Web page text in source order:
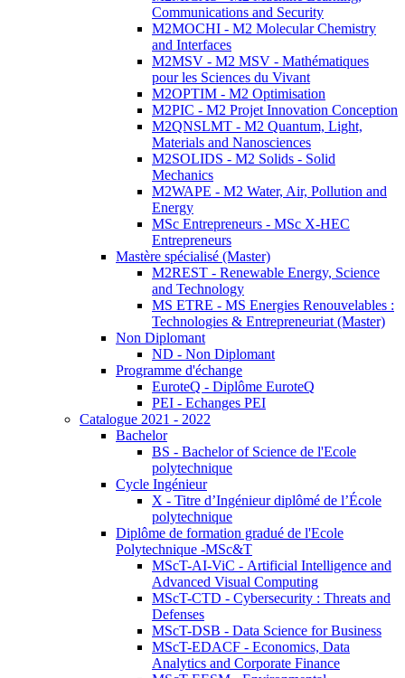
Communications and Security
M2MOCHI - M2 Molecular Chemistry
and Interfaces
M2MSV - M2 MSV - Mathématiques
pour les Sciences du Vivant
M2OPTIM - M2 Optimisation
M2PIC - M2 Projet Innovation Conception
M2QNSLMT - M2 Quantum, Light,
Materials and Nanosciences
M2SOLIDS - M2 Solids - Solid
Mechanics
M2WAPE - M2 Water, Air, Pollution and
Energy
MSc Entrepreneurs - MSc X-HEC
Entrepreneurs
Mastère spécialisé (Master)
M2REST - Renewable Energy, Science
and Technology
MS ETRE - MS Energies Renouvelables :
Technologies & Entrepreneuriat (Master)
Non Diplomant
ND - Non Diplomant
Programme d'échange
EuroteQ - Diplôme EuroteQ
PEI - Echanges PEI
Catalogue 2021 - 2022
Bachelor
BS - Bachelor of Science de l'Ecole
polytechnique
Cycle Ingénieur
X - Titre d’Ingénieur diplômé de l’École
polytechnique
Diplôme de formation gradué de l'Ecole
Polytechnique -MSc&T
MScT-AI-ViC - Artificial Intelligence and
Advanced Visual Computing
MScT-CTD - Cybersecurity : Threats and
Defenses
MScT-DSB - Data Science for Business
MScT-EDACF - Economics, Data
Analytics and Corporate Finance